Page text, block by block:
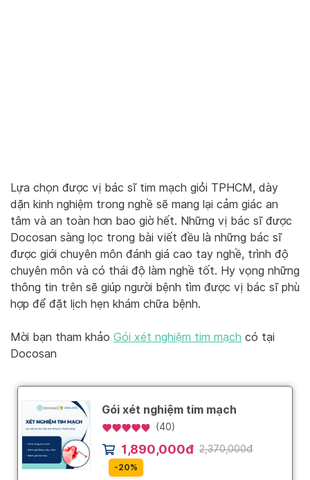
Lựa chọn được vị bác sĩ tim mạch giỏi TPHCM, dày
dặn kinh nghiệm trong nghề sẽ mang lại cảm giác an
tâm và an toàn hơn bao giờ hết. Những vị bác sĩ được
Docosan sàng lọc trong bài viết đều là những bác sĩ
được giới chuyên môn đánh giá cao tay nghề, trình độ
chuyên môn và có thái độ làm nghề tốt. Hy vọng những
thông tin trên sẽ giúp người bệnh tìm được vị bác sĩ phù
hợp để đặt lịch hẹn khám chữa bệnh.
Mời bạn tham khảo Gói xét nghiệm tim mạch có tại
Docosan